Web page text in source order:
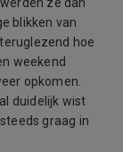
blikken van
hoe
weekend
opkomen.
duidelijk wist
graag in